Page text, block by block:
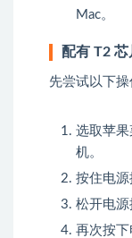
Mac。
配有 T2
先尝试以下操
选取苹果
机。
按住电源
松开电源
再次按下